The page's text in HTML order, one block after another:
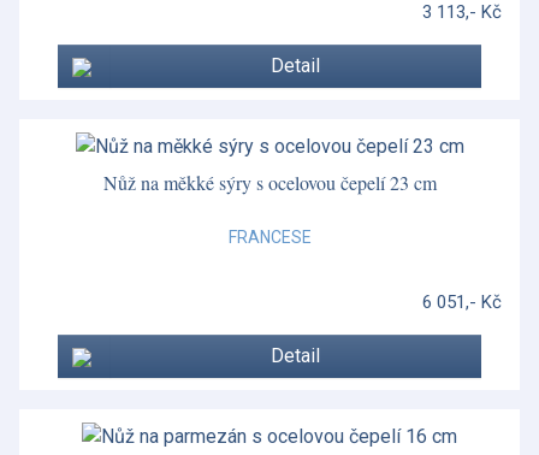
3 113,- Kč
Detail
Nůž na měkké sýry s ocelovou čepelí 23 cm
FRANCESE
6 051,- Kč
Detail